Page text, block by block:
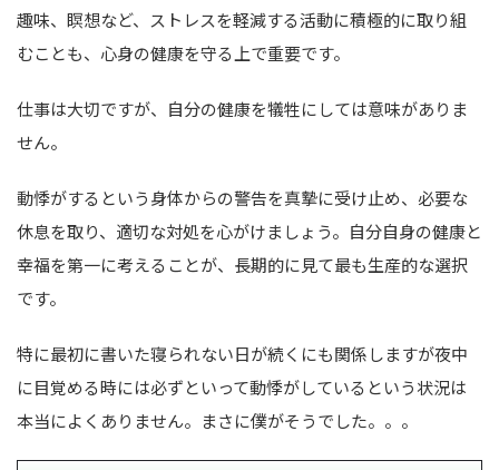
趣味、瞑想など、ストレスを軽減する活動に積極的に取り組
むことも、心身の健康を守る上で重要です。
仕事は大切ですが、自分の健康を犠牲にしては意味がありま
せん。
動悸がするという身体からの警告を真摯に受け止め、必要な
休息を取り、適切な対処を心がけましょう。自分自身の健康と
幸福を第一に考えることが、長期的に見て最も生産的な選択
です。
特に最初に書いた寝られない日が続くにも関係しますが夜中
に目覚める時には必ずといって動悸がしているという状況は
本当によくありません。まさに僕がそうでした。。。